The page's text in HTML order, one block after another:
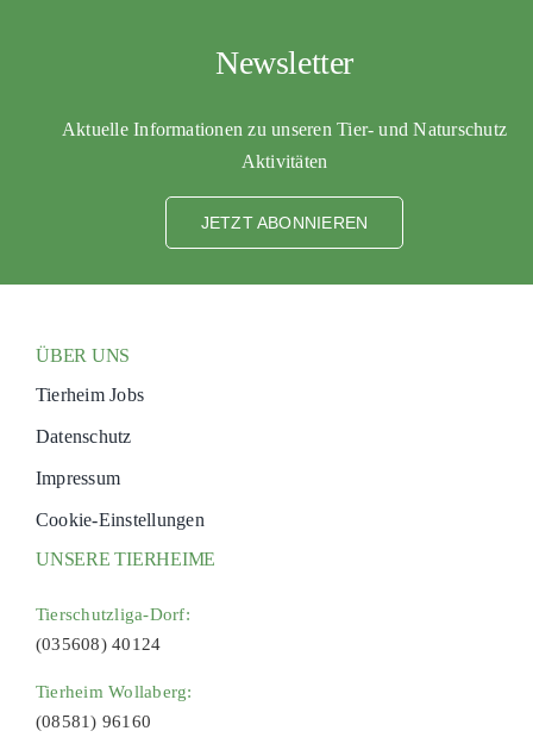
Newsletter
Aktuelle Informationen zu unseren Tier- und Naturschutz
Aktivitäten
JETZT ABONNIEREN
ÜBER UNS
Tierheim Jobs
Datenschutz
Impressum
Cookie-Einstellungen
UNSERE TIERHEIME
Tierschutzliga-Dorf:
(035608) 40124
Tierheim Wollaberg:
(08581) 96160